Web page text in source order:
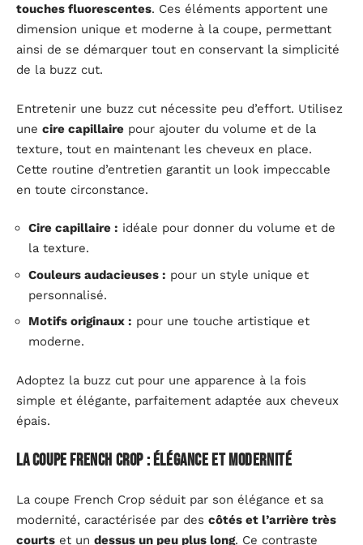
touches fluorescentes. Ces éléments apportent une
dimension unique et moderne à la coupe, permettant
ainsi de se démarquer tout en conservant la simplicité
de la buzz cut.
Entretenir une buzz cut nécessite peu d’effort. Utilisez
une cire capillaire pour ajouter du volume et de la
texture, tout en maintenant les cheveux en place.
Cette routine d’entretien garantit un look impeccable
en toute circonstance.
Cire capillaire : idéale pour donner du volume et de
la texture.
Couleurs audacieuses : pour un style unique et
personnalisé.
Motifs originaux : pour une touche artistique et
moderne.
Adoptez la buzz cut pour une apparence à la fois
simple et élégante, parfaitement adaptée aux cheveux
épais.
La coupe French Crop : élégance et modernité
La coupe French Crop séduit par son élégance et sa
modernité, caractérisée par des côtés et l’arrière très
courts et un dessus un peu plus long. Ce contraste